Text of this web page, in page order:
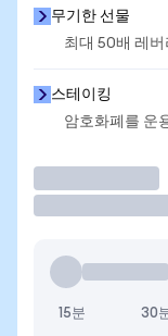
무기한 선물
최대 50배 레
스테이킹
암호화폐를 운
15분 30